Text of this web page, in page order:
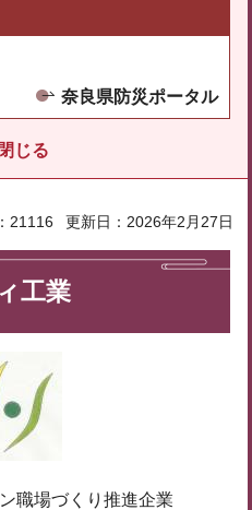
奈良県防災ポータル
閉じる
21116 更新日：2026年2月27日
工業
職場づくり推進企業